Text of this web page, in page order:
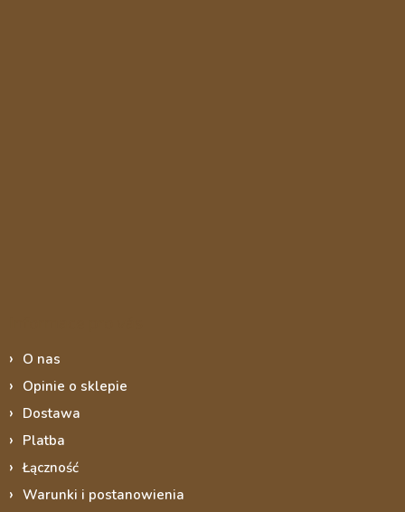
O nas
Opinie o sklepie
Dostawa
Platba
Łączność
Warunki i postanowienia